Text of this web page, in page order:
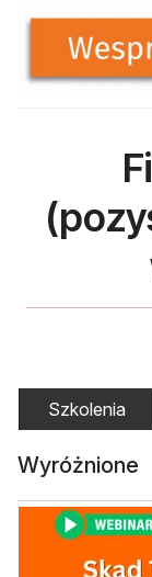
Szkolenia
Wyróżnione